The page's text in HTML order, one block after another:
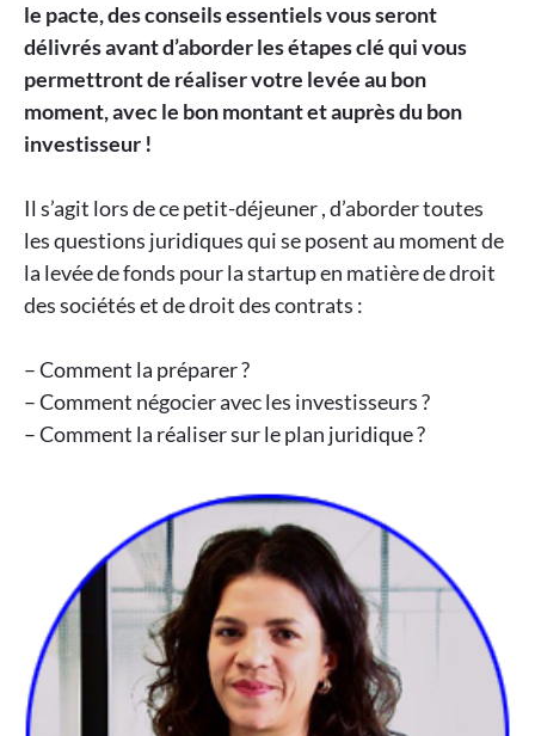
le pacte, des conseils essentiels vous seront
délivrés avant d’aborder les étapes clé qui vous
permettront de réaliser votre levée au bon
moment, avec le bon montant et auprès du bon
investisseur !
Il s’agit lors de ce petit-déjeuner , d’aborder toutes
les questions juridiques qui se posent au moment de
la levée de fonds pour la startup en matière de droit
des sociétés et de droit des contrats :
– Comment la préparer ?
– Comment négocier avec les investisseurs ?
– Comment la réaliser sur le plan juridique ?